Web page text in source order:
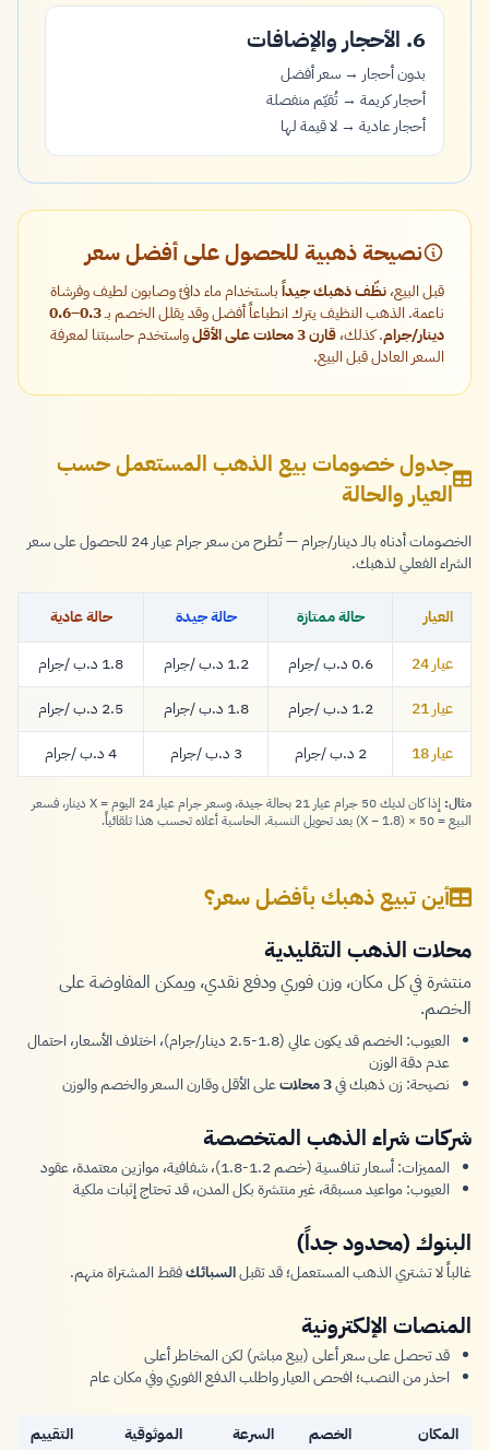
6. الأحجار والإضافات
بدون أحجار → سعر أفضل
أحجار كريمة → تُقيّم منفصلة
أحجار عادية → لا قيمة لها
نصيحة ذهبية للحصول على أفضل سعر
قبل البيع،نظّف ذهبك جيداًباستخدام ماء دافئ وصابون لطيف وفرشاة
ناعمة. الذهب النظيف يترك انطباعاً أفضل وقد يقلل الخصم بـ
0.3–0.6
دينار/جرام. كذلك،قارن 3 محلات على الأقل
واستخدم حاسبتنا لمعرفة
السعر العادل قبل البيع.
جدول خصومات بيع الذهب المستعمل حسب
العيار والحالة
الخصومات أدناه بالـ دينار/جرام — تُطرح من سعر جرام عيار 24 للحصول على سعر
الشراء الفعلي لذهبك.
العيار حالة ممتازة حالة جيدة حالة عادية
عيار 24 0.6 دينار
0.6 د.ب /جرام 1.2 دينار
1.2 د.ب /جرام 1.8 دينار
1.8 د.ب
/جرام
عيار 21
1.2 دينار
1.2 د.ب /جرام 1.8 دينار
1.8 د.ب /جرام 2.5 دينار
2.5 د.ب
/جرام
عيار 18
2 دينار
2 د.ب /جرام 3 دينار
3 د.ب /جرام 4 دينار
4 د.ب /جرام
مثال:
إذا كان لديك 50 جرام عيار 21 بحالة جيدة، وسعر جرام عيار 24 اليوم = X دينار، فسعر
البيع = 50 × (X − 1.8) بعد تحويل النسبة. الحاسبة أعلاه تحسب هذا تلقائياً.
أين تبيع ذهبك بأفضل سعر؟
محلات الذهب التقليدية
منتشرة في كل مكان، وزن فوري ودفع نقدي، ويمكن المفاوضة على
الخصم.
العيوب: الخصم قد يكون عالي (1.8-2.5 دينار/جرام)، اختلاف الأسعار، احتمال
عدم دقة الوزن
نصيحة: زن ذهبك في3 محلات على الأقل وقارن السعر والخصم والوزن
شركات شراء الذهب المتخصصة
المميزات: أسعار تنافسية (خصم 1.2-1.8)، شفافية، موازين معتمدة، عقود
العيوب: مواعيد مسبقة، غير منتشرة بكل المدن، قد تحتاج إثبات ملكية
البنوك (محدود جداً)
غالباً لا تشتري الذهب المستعمل؛ قد تقبلالسبائكفقط المشتراة منهم.
المنصات الإلكترونية
قد تحصل على سعر أعلى (بيع مباشر) لكن المخاطر أعلى
احذر من النصب؛ افحص العيار واطلب الدفع الفوري وفي مكان عام
المكان الخصم السرعة الموثوقية
التقييم